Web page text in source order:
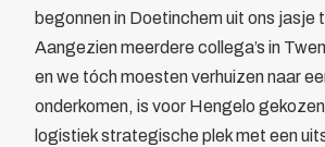
Veiligheidsopleidingen
Leden
Overzicht
Ledenpas
Agenda
begonnen in Doetinchem uit ons jasje
Aangezien meerdere collega’s in
en we tóch moesten verhuizen naar
onderkomen, is voor Hengelo
logistiek strategische plek met een